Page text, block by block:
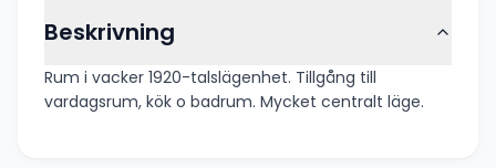
Beskrivning
Rum i vacker 1920-talslägenhet. Tillgång till
vardagsrum, kök o badrum. Mycket centralt läge.